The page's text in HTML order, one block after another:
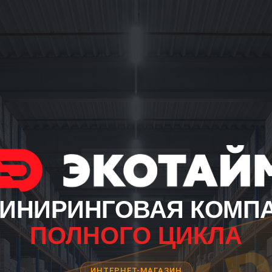
ПОЛНОГО ЦИКЛА
ИНТЕРНЕТ-МАГАЗИН